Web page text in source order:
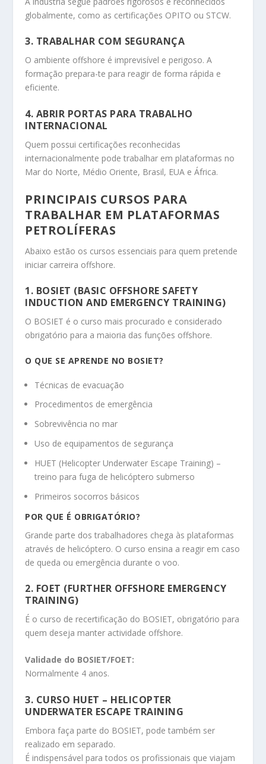
globalmente, como as certificações OPITO ou STCW.
3. TRABALHAR COM SEGURANÇA
O ambiente offshore é imprevisível e perigoso. A
formação prepara-te para reagir de forma rápida e
eficiente.
4. ABRIR PORTAS PARA TRABALHO
INTERNACIONAL
Quem possui certificações reconhecidas
internacionalmente pode trabalhar em plataformas no
Mar do Norte, Médio Oriente, Brasil, EUA e África.
PRINCIPAIS CURSOS PARA
TRABALHAR EM PLATAFORMAS
PETROLÍFERAS
Abaixo estão os cursos essenciais para quem pretende
iniciar carreira offshore.
1. BOSIET (BASIC OFFSHORE SAFETY
INDUCTION AND EMERGENCY TRAINING)
O BOSIET é o curso mais procurado e considerado
obrigatório para a maioria das funções offshore.
O QUE SE APRENDE NO BOSIET?
Técnicas de evacuação
Procedimentos de emergência
Sobrevivência no mar
Uso de equipamentos de segurança
HUET (Helicopter Underwater Escape Training) –
treino para fuga de helicóptero submerso
Primeiros socorros básicos
POR QUE É OBRIGATÓRIO?
Grande parte dos trabalhadores chega às plataformas
através de helicóptero. O curso ensina a reagir em caso
de queda ou emergência durante o voo.
2. FOET (FURTHER OFFSHORE EMERGENCY
TRAINING)
É o curso de recertificação do BOSIET, obrigatório para
quem deseja manter actividade offshore.
Validade do BOSIET/FOET:
Normalmente 4 anos.
3. CURSO HUET – HELICOPTER
UNDERWATER ESCAPE TRAINING
Embora faça parte do BOSIET, pode também ser
realizado em separado.
É indispensável para todos os profissionais que viajam